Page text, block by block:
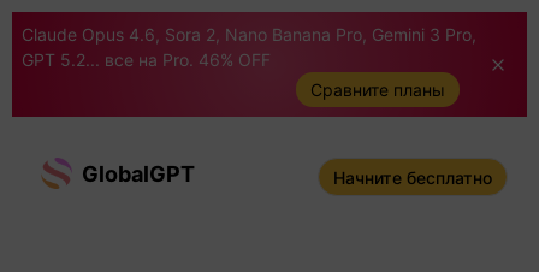
Claude Opus 4.6, Sora 2, Nano Banana Pro, Gemini 3 Pro,
GPT 5.2... все на Pro. 46% OFF
Сравните планы
GlobalGPT Начните бесплатно